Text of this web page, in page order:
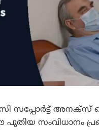
അനക്സ്
സംവിധാനം